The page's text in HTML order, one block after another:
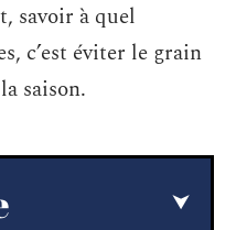
savoir à quel
c’est éviter le grain
saison.